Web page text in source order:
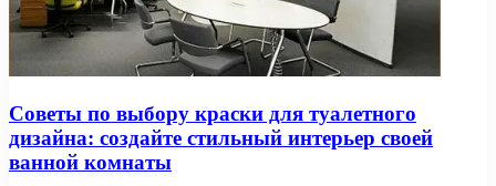
Советы по выбору краски для туалетного
дизайна: создайте стильный интерьер своей
ванной комнаты